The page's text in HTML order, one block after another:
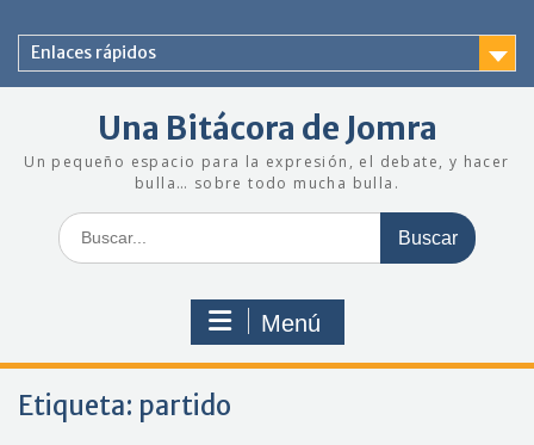
contenido
Enlaces rápidos
Una Bitácora de Jomra
Un pequeño espacio para la expresión, el debate, y hacer
bulla… sobre todo mucha bulla.
Buscar:
Menú
Etiqueta: partido